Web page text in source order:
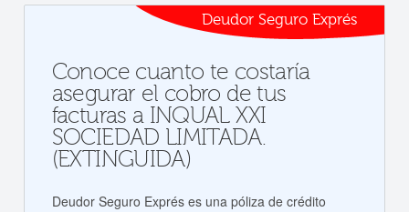
Deudor Seguro Exprés
Conoce cuanto te costaría
asegurar el cobro de tus
facturas a INQUAL XXI
SOCIEDAD LIMITADA.
(EXTINGUIDA)
Deudor Seguro Exprés es una póliza de crédito